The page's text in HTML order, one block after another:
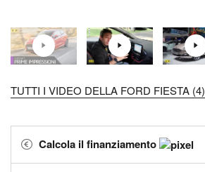
TUTTI I VIDEO DELLA FORD FIESTA (4)
Calcola il finanziamento